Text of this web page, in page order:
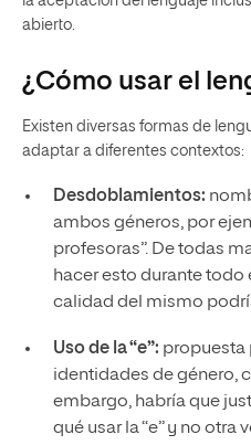
abierto.
¿Cómo usar el
Existen diversas formas de
adaptar a diferentes contextos:
Desdoblamientos:
ambos géneros, por
profesoras”. De todas
hacer esto durante todo
calidad del mismo
Uso de la “e”: propuesta
identidades de género,
embargo, habría que
qué usar la “e” y no otra